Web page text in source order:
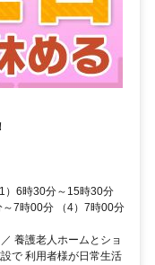
）6時30分～15時30分
～7時00分 （4）7時00分
養護老人ホームとショ
で 利用者様が日常生活